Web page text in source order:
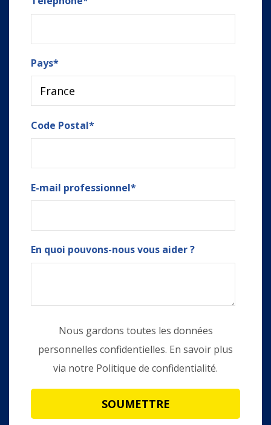
Pays*
Code Postal*
E-mail professionnel*
En quoi pouvons-nous vous aider ?
Nous gardons toutes les données
personnelles confidentielles. En savoir plus
via notre Politique de confidentialité.